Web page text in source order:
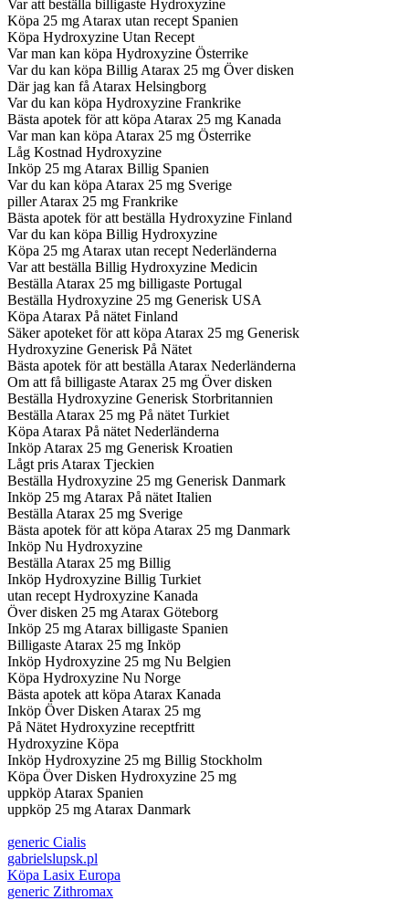
Var att beställa billigaste Hydroxyzine
Köpa 25 mg Atarax utan recept Spanien
Köpa Hydroxyzine Utan Recept
Var man kan köpa Hydroxyzine Österrike
Var du kan köpa Billig Atarax 25 mg Över disken
Där jag kan få Atarax Helsingborg
Var du kan köpa Hydroxyzine Frankrike
Bästa apotek för att köpa Atarax 25 mg Kanada
Var man kan köpa Atarax 25 mg Österrike
Låg Kostnad Hydroxyzine
Inköp 25 mg Atarax Billig Spanien
Var du kan köpa Atarax 25 mg Sverige
piller Atarax 25 mg Frankrike
Bästa apotek för att beställa Hydroxyzine Finland
Var du kan köpa Billig Hydroxyzine
Köpa 25 mg Atarax utan recept Nederländerna
Var att beställa Billig Hydroxyzine Medicin
Beställa Atarax 25 mg billigaste Portugal
Beställa Hydroxyzine 25 mg Generisk USA
Köpa Atarax På nätet Finland
Säker apoteket för att köpa Atarax 25 mg Generisk
Hydroxyzine Generisk På Nätet
Bästa apotek för att beställa Atarax Nederländerna
Om att få billigaste Atarax 25 mg Över disken
Beställa Hydroxyzine Generisk Storbritannien
Beställa Atarax 25 mg På nätet Turkiet
Köpa Atarax På nätet Nederländerna
Inköp Atarax 25 mg Generisk Kroatien
Lågt pris Atarax Tjeckien
Beställa Hydroxyzine 25 mg Generisk Danmark
Inköp 25 mg Atarax På nätet Italien
Beställa Atarax 25 mg Sverige
Bästa apotek för att köpa Atarax 25 mg Danmark
Inköp Nu Hydroxyzine
Beställa Atarax 25 mg Billig
Inköp Hydroxyzine Billig Turkiet
utan recept Hydroxyzine Kanada
Över disken 25 mg Atarax Göteborg
Inköp 25 mg Atarax billigaste Spanien
Billigaste Atarax 25 mg Inköp
Inköp Hydroxyzine 25 mg Nu Belgien
Köpa Hydroxyzine Nu Norge
Bästa apotek att köpa Atarax Kanada
Inköp Över Disken Atarax 25 mg
På Nätet Hydroxyzine receptfritt
Hydroxyzine Köpa
Inköp Hydroxyzine 25 mg Billig Stockholm
Köpa Över Disken Hydroxyzine 25 mg
uppköp Atarax Spanien
uppköp 25 mg Atarax Danmark
generic Cialis
gabrielslupsk.pl
Köpa Lasix Europa
generic Zithromax